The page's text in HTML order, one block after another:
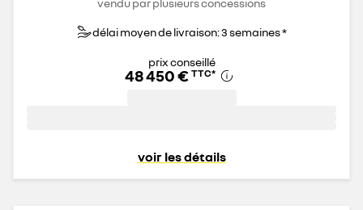
délai moyen de livraison: 3 semaines *
prix conseillé
48 450 € TTC*
voir les détails